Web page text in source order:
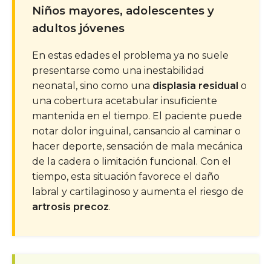
Niños mayores, adolescentes y
adultos jóvenes
En estas edades el problema ya no suele
presentarse como una inestabilidad
neonatal, sino como una displasia residual o
una cobertura acetabular insuficiente
mantenida en el tiempo. El paciente puede
notar dolor inguinal, cansancio al caminar o
hacer deporte, sensación de mala mecánica
de la cadera o limitación funcional. Con el
tiempo, esta situación favorece el daño
labral y cartilaginoso y aumenta el riesgo de
artrosis precoz.